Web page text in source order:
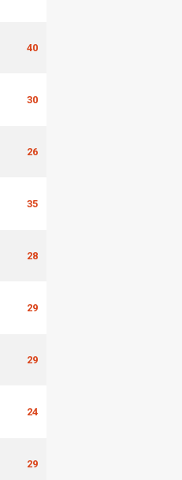
40
30
26
35
28
29
29
24
29